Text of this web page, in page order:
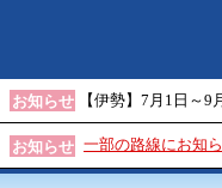
お知らせ 【伊勢】7月1日～
お知らせ 一部の路線にお知